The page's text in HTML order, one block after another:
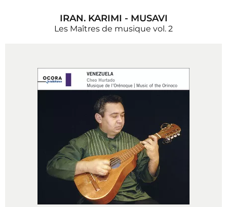
IRAN. KARIMI - MUSAVI
Les Maîtres de musique vol. 2